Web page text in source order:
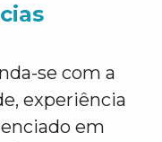
se com a
experiência
em